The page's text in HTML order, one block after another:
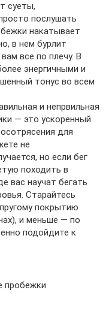
суеты,
послушать
накатывает
в нем бурлит
все по плечу. В
энергичными и
тонус во всем
и непрвильная
— это ускоренный
для
не
но если бег
походить в
вас научат бегать
Старайтесь
покрытию
и меньше — по
подойдите к
пробежки